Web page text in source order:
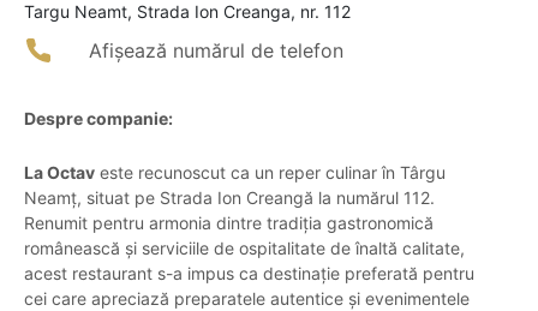
Targu Neamt, Strada Ion Creanga, nr. 112
Afișează numărul de telefon
Despre companie:
La Octav este recunoscut ca un reper culinar în Târgu
Neamț, situat pe Strada Ion Creangă la numărul 112.
Renumit pentru armonia dintre tradiția gastronomică
românească și serviciile de ospitalitate de înaltă calitate,
acest restaurant s-a impus ca destinație preferată pentru
cei care apreciază preparatele autentice și evenimentele